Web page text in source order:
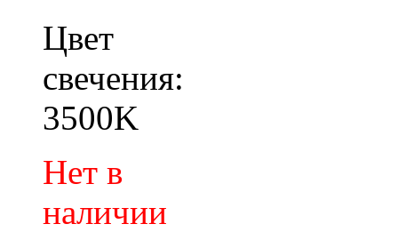
Цвет
свечения:
3500K
Нет в
наличии